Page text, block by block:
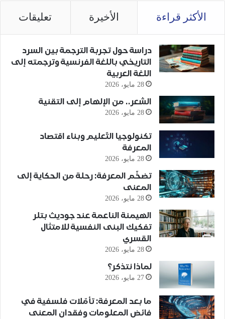
الأكثر قراءة الأخيرة تعليقات
دراسة حول تجربة الترجمة بين السرد
التاريخي باللغة الفرنسية وترجمته إلى
اللغة العربية
28 مايو، 2026
الشعر.. من الإلهام إلى التقنية
28 مايو، 2026
تكنولوجيا التّعليم وبناء اقتصاد
المعرفة
28 مايو، 2026
تضخّم المعرفة: رحلة من الحكاية إلى
المعنى
28 مايو، 2026
الهيمنة الناعمة عند جوديث بتلر
تفكيك البنى النفسية للامتثال
القسري
28 مايو، 2026
لماذا نتذكر؟
27 مايو، 2026
ما بعد المعرفة: تأمّلات فلسفية في
فائض المعلومات وفقدان المعنى